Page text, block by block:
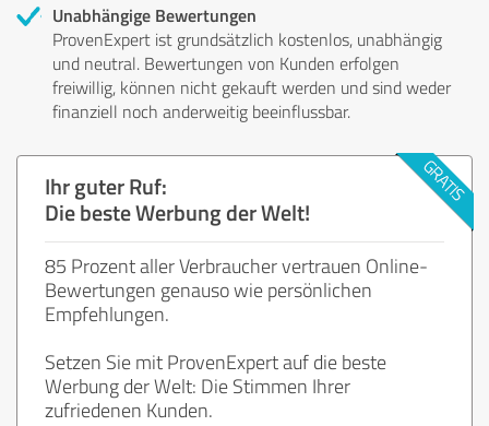
Unabhängige Bewertungen
ProvenExpert ist grundsätzlich kostenlos, unabhängig
und neutral. Bewertungen von Kunden erfolgen
freiwillig, können nicht gekauft werden und sind weder
finanziell noch anderweitig beeinflussbar.
Ihr guter Ruf:
Die beste Werbung der Welt!
85 Prozent aller Verbraucher vertrauen Online-
Bewertungen genauso wie persönlichen
Empfehlungen.
Setzen Sie mit ProvenExpert auf die beste
Werbung der Welt: Die Stimmen Ihrer
zufriedenen Kunden.